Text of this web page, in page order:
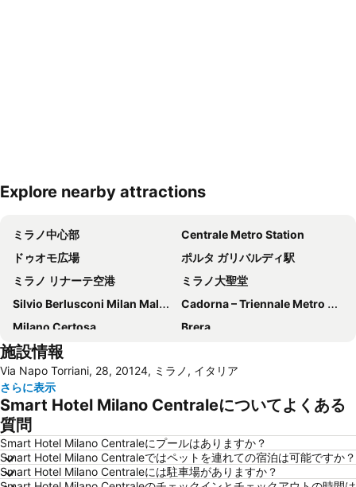
地図を拡大
Explore nearby attractions
ミラノ中心部
Centrale Metro Station
ドゥオモ広場
ポルタ ガリバルディ駅
ミラノ リナーテ空港
ミラノ大聖堂
Silvio Berlusconi Milan Malpensa Airport
Cadorna – Triennale Metro Station
Milano Certosa
Brera
Stazione di Bergamo
コモ湖
Bergamo Città Alta
San Babila
Duomo Metro Station
フィエラミラノシティ
オーリオ・アル・セーリオ空港
Caiazzo Metro Station
旧市街
Mediolanum Forum
施設情報
Via Napo Torriani, 28, 20124, ミラノ, イタリア
さらに表示
Smart Hotel Milano Centraleについてよくある
質問
Smart Hotel Milano Centraleにプールはありますか？
Smart Hotel Milano Centraleではペットを連れての宿泊は可能ですか？
Smart Hotel Milano Centraleには駐車場がありますか？